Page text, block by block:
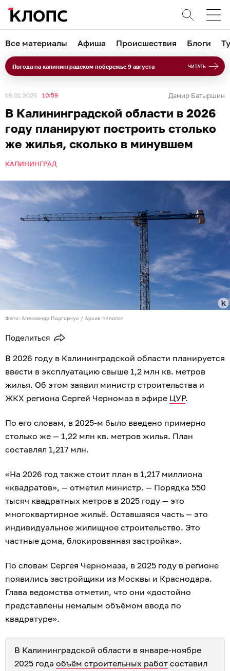
Все материалы Афиша Происшествия Блоги
Погода на калининградском побережье 9 августа ЧИТАТЬ
19.01.2026 10:59 Дамир Батыршин
В Калининградской области в 2026
году планируют построить столько
же жилья, сколько в минувшем
КАЛИНИНГРАД
Фото: Александр Подгорчук / Архив «Клопс»
Поделиться
В 2026 году в Калининградской области планируется
ввести в эксплуатацию свыше 1,2 млн кв. метров
жилья. Об этом заявил министр строительства и
ЖКХ региона Сергей Черномаз в эфире ЦУР.
По его словам, в 2025-м было введено примерно
столько же — 1,22 млн кв. метров жилья. План
составлял 1,217 млн.
«На 2026 год также стоит план в 1,217 миллиона
«квадратов», — отметил министр. — Порядка 550
тысяч квадратных метров в 2025 году — это
многоквартирное жильё. Оставшаяся часть — это
индивидуальное жилищное строительство. Это
частные дома, блокированная застройка».
По словам Сергея Черномаза, в 2025 году в регионе
появились застройщики из Москвы и Краснодара.
Глава ведомства отметил, что они «достойно
представлены немалым объёмом ввода по
квадратуре».
В Калининградской области в январе-ноябре
2025 года объём строительных работ составил